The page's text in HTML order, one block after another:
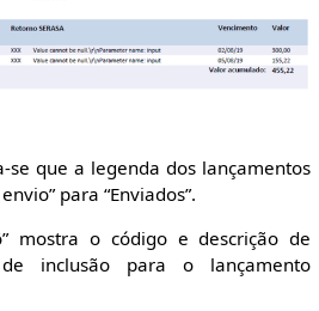
se que a legenda dos lançamentos
para “Enviados”.
mostra o código e descrição de
inclusão para o lançamento